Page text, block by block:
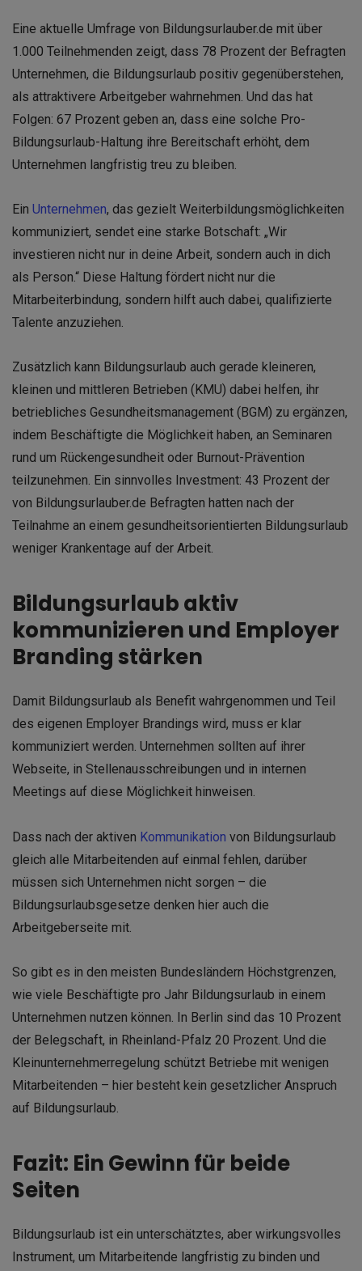
Eine aktuelle Umfrage von Bildungsurlauber.de mit über
1.000 Teilnehmenden zeigt, dass 78 Prozent der Befragten
Unternehmen, die Bildungsurlaub positiv gegenüberstehen,
als attraktivere Arbeitgeber wahrnehmen. Und das hat
Folgen: 67 Prozent geben an, dass eine solche Pro-
Bildungsurlaub-Haltung ihre Bereitschaft erhöht, dem
Unternehmen langfristig treu zu bleiben.
Ein Unternehmen, das gezielt Weiterbildungsmöglichkeiten
kommuniziert, sendet eine starke Botschaft: „Wir
investieren nicht nur in deine Arbeit, sondern auch in dich
als Person.“ Diese Haltung fördert nicht nur die
Mitarbeiterbindung, sondern hilft auch dabei, qualifizierte
Talente anzuziehen.
Zusätzlich kann Bildungsurlaub auch gerade kleineren,
kleinen und mittleren Betrieben (KMU) dabei helfen, ihr
betriebliches Gesundheitsmanagement (BGM) zu ergänzen,
indem Beschäftigte die Möglichkeit haben, an Seminaren
rund um Rückengesundheit oder Burnout-Prävention
teilzunehmen. Ein sinnvolles Investment: 43 Prozent der
von Bildungsurlauber.de Befragten hatten nach der
Teilnahme an einem gesundheitsorientierten Bildungsurlaub
weniger Krankentage auf der Arbeit.
Bildungsurlaub aktiv
kommunizieren und Employer
Branding stärken
Damit Bildungsurlaub als Benefit wahrgenommen und Teil
des eigenen Employer Brandings wird, muss er klar
kommuniziert werden. Unternehmen sollten auf ihrer
Webseite, in Stellenausschreibungen und in internen
Meetings auf diese Möglichkeit hinweisen.
Dass nach der aktiven Kommunikation von Bildungsurlaub
gleich alle Mitarbeitenden auf einmal fehlen, darüber
müssen sich Unternehmen nicht sorgen – die
Bildungsurlaubsgesetze denken hier auch die
Arbeitgeberseite mit.
So gibt es in den meisten Bundesländern Höchstgrenzen,
wie viele Beschäftigte pro Jahr Bildungsurlaub in einem
Unternehmen nutzen können. In Berlin sind das 10 Prozent
der Belegschaft, in Rheinland-Pfalz 20 Prozent. Und die
Kleinunternehmerregelung schützt Betriebe mit wenigen
Mitarbeitenden – hier besteht kein gesetzlicher Anspruch
auf Bildungsurlaub.
Fazit: Ein Gewinn für beide
Seiten
Bildungsurlaub ist ein unterschätztes, aber wirkungsvolles
Instrument, um Mitarbeitende langfristig zu binden und